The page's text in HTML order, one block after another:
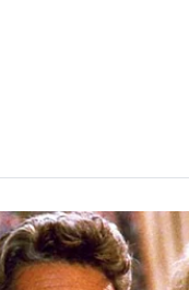
Die Bilder
Wissen, das die
universitären Welt